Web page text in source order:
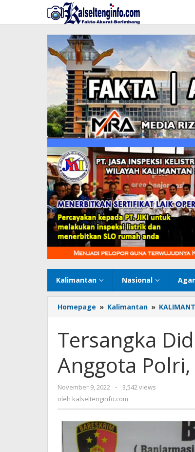
konten
Kalimantan Nasional
Homepage » Kalimantan »
Tersangka
Anggota
November 9, 2022
oleh
kalseltenginfo.com
-
3,542 views
oleh kalseltenginfo.com